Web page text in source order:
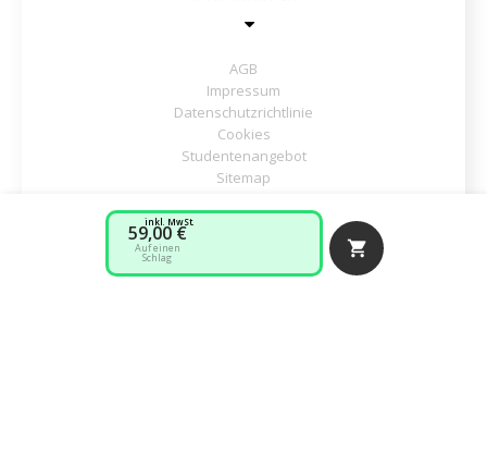
59,00 €
inkl. MwSt.
Auf einen
Schlag 
AGB
Impressum
Datenschutzrichtlinie
Cookies
Studentenangebot
Sitemap